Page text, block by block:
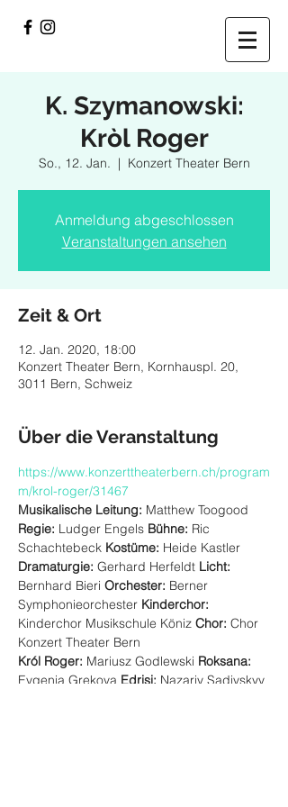
K. Szymanowski:
Kròl Roger
So., 12. Jan.
  |
Konzert Theater Bern
Anmeldung abgeschlossen
Veranstaltungen ansehen
Zeit & Ort
12. Jan. 2020, 18:00
Konzert Theater Bern, Kornhauspl. 20,
3011 Bern, Schweiz
Über die Veranstaltung
https://www.konzerttheaterbern.ch/program
m/krol-roger/31467
Musikalische Leitung: Matthew Toogood
Regie: Ludger Engels Bühne: Ric
Schachtebeck Kostüme: Heide Kastler
Dramaturgie: Gerhard Herfeldt Licht:
Bernhard Bieri Orchester: Berner
Symphonieorchester Kinderchor:
Kinderchor Musikschule Köniz Chor: Chor
Konzert Theater Bern
Król Roger: Mariusz Godlewski Roksana:
Evgenia Grekova Edrisi: Nazariy Sadivskyy